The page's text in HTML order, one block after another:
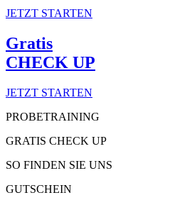
JETZT STARTEN
Gratis
CHECK UP
JETZT STARTEN
PROBETRAINING
GRATIS CHECK UP
SO FINDEN SIE UNS
GUTSCHEIN